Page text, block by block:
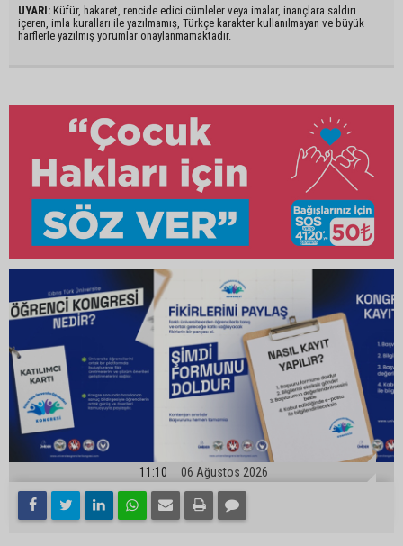
UYARI: Küfür, hakaret, rencide edici cümleler veya imalar, inançlara saldırı
içeren, imla kuralları ile yazılmamış, Türkçe karakter kullanılmayan ve büyük
harflerle yazılmış yorumlar onaylanmamaktadır.
11:10 06 Ağustos 2026